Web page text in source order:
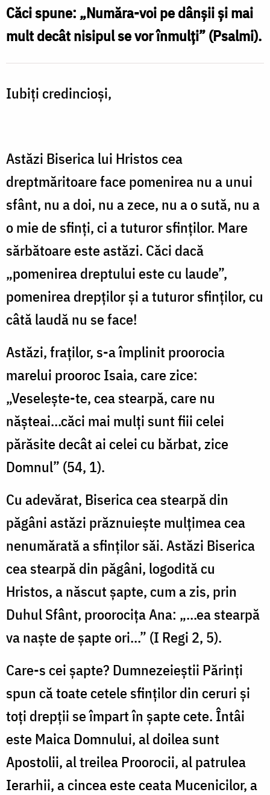
Căci spune: „Număra-voi pe dânşii şi mai
mult decât nisipul se vor înmulţi” (Psalmi).
Iubiţi credincioşi,
Astăzi Biserica lui Hristos cea
dreptmăritoare face pomenirea nu a unui
sfânt, nu a doi, nu a zece, nu a o sută, nu a
o mie de sfinţi, ci a tuturor sfinţilor. Mare
sărbătoare este astăzi. Căci dacă
„pomenirea dreptului este cu laude”,
pomenirea drepţilor şi a tuturor sfinţilor, cu
câtă laudă nu se face!
Astăzi, fraţilor, s-a împlinit proorocia
marelui prooroc Isaia, care zice:
„Veseleşte-te, cea stearpă, care nu
năşteai...căci mai mulţi sunt fiii celei
părăsite decât ai celei cu bărbat, zice
Domnul” (54, 1).
Cu adevărat, Biserica cea stearpă din
păgâni astăzi prăznuieşte mulţimea cea
nenumărată a sfinţilor săi. Astăzi Biserica
cea stearpă din păgâni, logodită cu
Hristos, a născut şapte, cum a zis, prin
Duhul Sfânt, proorociţa Ana: „...ea stearpă
va naşte de şapte ori...” (I Regi 2, 5).
Care-s cei şapte? Dumnezeieştii Părinţi
spun că toate cetele sfinţilor din ceruri şi
toţi drepţii se împart în şapte cete. Întâi
este Maica Domnului, al doilea sunt
Apostolii, al treilea Proorocii, al patrulea
Ierarhii, a cincea este ceata Mucenicilor, a